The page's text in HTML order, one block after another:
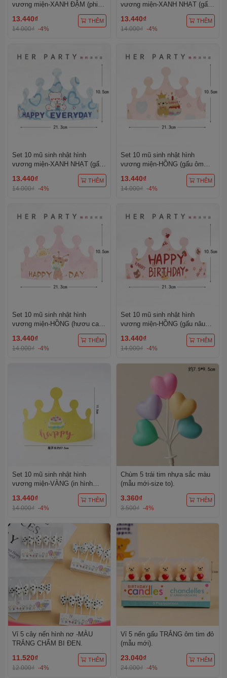
vương miện-XANH ĐẬM (phi
13.440₫
14.000₫ -4%
THÊM
vương miện-XANH NHẠT (gấu
13.440₫
14.000₫ -4%
THÊM
Set 10 mũ sinh nhật hình
vương miện-XANH NHẠT (gấu
13.440₫
14.000₫ -4%
THÊM
Set 10 mũ sinh nhật hình
vương miện-HỒNG (gấu ôm
13.440₫
14.000₫ -4%
THÊM
Set 10 mũ sinh nhật hình
vương miện-HỒNG (hươu cao
13.440₫
14.000₫ -4%
THÊM
Set 10 mũ sinh nhật hình
vương miện-HỒNG (gấu nâu
13.440₫
14.000₫ -4%
THÊM
Set 10 mũ sinh nhật hình
vương miện-VÀNG (in hình
13.440₫
14.000₫ -4%
THÊM
Chùm 5 trái tim nhựa sắc màu
(mẫu mới-size to).
3.360₫
3.500₫ -4%
THÊM
Vỉ 5 cây nến hình nơ -MÀU
TRẮNG CHẤM BI ĐEN.
11.520₫
12.000₫ -4%
THÊM
Vỉ 5 nến gấu TRẮNG ôm tim đỏ
(mẫu mới).
23.040₫
24.000₫ -4%
THÊM